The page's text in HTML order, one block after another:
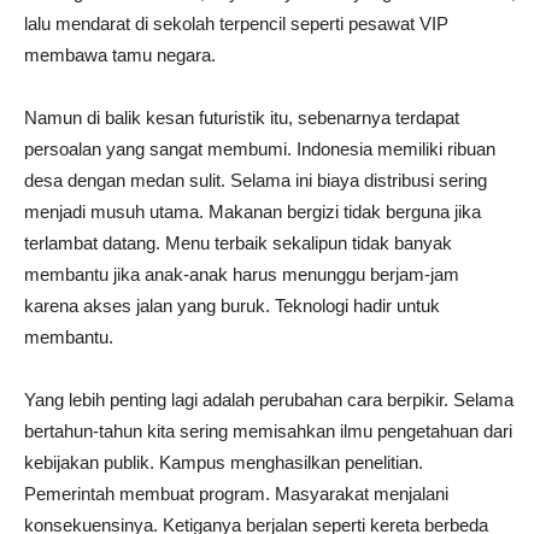
lalu mendarat di sekolah terpencil seperti pesawat VIP
membawa tamu negara.
Namun di balik kesan futuristik itu, sebenarnya terdapat
persoalan yang sangat membumi. Indonesia memiliki ribuan
desa dengan medan sulit. Selama ini biaya distribusi sering
menjadi musuh utama. Makanan bergizi tidak berguna jika
terlambat datang. Menu terbaik sekalipun tidak banyak
membantu jika anak-anak harus menunggu berjam-jam
karena akses jalan yang buruk. Teknologi hadir untuk
membantu.
Yang lebih penting lagi adalah perubahan cara berpikir. Selama
bertahun-tahun kita sering memisahkan ilmu pengetahuan dari
kebijakan publik. Kampus menghasilkan penelitian.
Pemerintah membuat program. Masyarakat menjalani
konsekuensinya. Ketiganya berjalan seperti kereta berbeda